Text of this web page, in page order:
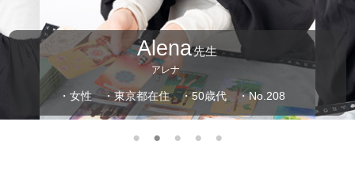
Alena先生
アレナ
・女性 ・東京都在住 ・50歳代 ・No.208